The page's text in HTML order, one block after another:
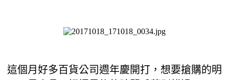
這個月好多百貨公司週年慶開打，想要搶購的明